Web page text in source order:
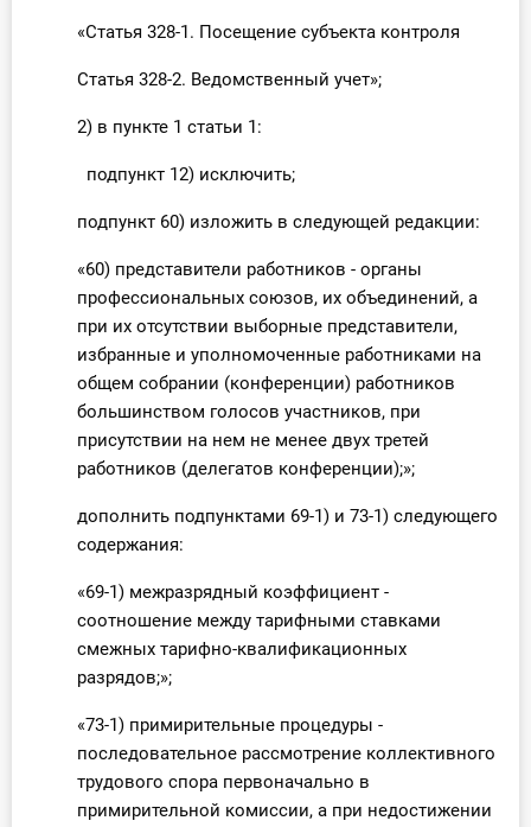
«Статья 328-1. Посещение субъекта контроля
Статья 328-2. Ведомственный учет»;
2) в пункте 1 статьи 1:
подпункт 12) исключить;
подпункт 60) изложить в следующей редакции:
«60) представители работников - органы
профессиональных союзов, их объединений, а
при их отсутствии выборные представители,
избранные и уполномоченные работниками на
общем собрании (конференции) работников
большинством голосов участников, при
присутствии на нем не менее двух третей
работников (делегатов конференции);»;
дополнить подпунктами 69-1) и 73-1) следующего
содержания:
«69-1) межразрядный коэффициент -
соотношение между тарифными ставками
смежных тарифно-квалификационных
разрядов;»;
«73-1) примирительные процедуры -
последовательное рассмотрение коллективного
трудового спора первоначально в
примирительной комиссии, а при недостижении